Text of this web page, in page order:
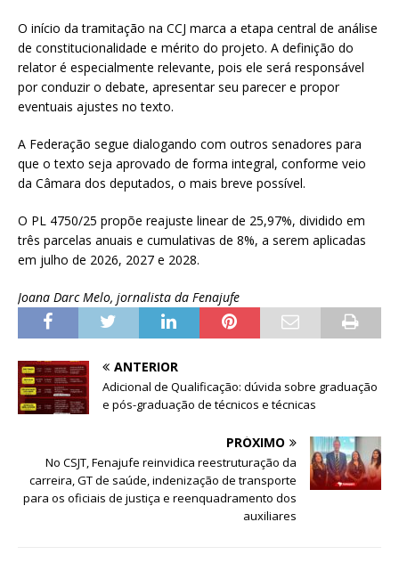
O início da tramitação na CCJ marca a etapa central de análise
de constitucionalidade e mérito do projeto. A definição do
relator é especialmente relevante, pois ele será responsável
por conduzir o debate, apresentar seu parecer e propor
eventuais ajustes no texto.
A Federação segue dialogando com outros senadores para
que o texto seja aprovado de forma integral, conforme veio
da Câmara dos deputados, o mais breve possível.
O PL 4750/25 propõe reajuste linear de 25,97%, dividido em
três parcelas anuais e cumulativas de 8%, a serem aplicadas
em julho de 2026, 2027 e 2028.
Joana Darc Melo, jornalista da Fenajufe
ANTERIOR
Adicional de Qualificação: dúvida sobre graduação
e pós-graduação de técnicos e técnicas
PRÓXIMO
No CSJT, Fenajufe reinvidica reestruturação da
carreira, GT de saúde, indenização de transporte
para os oficiais de justiça e reenquadramento dos
auxiliares